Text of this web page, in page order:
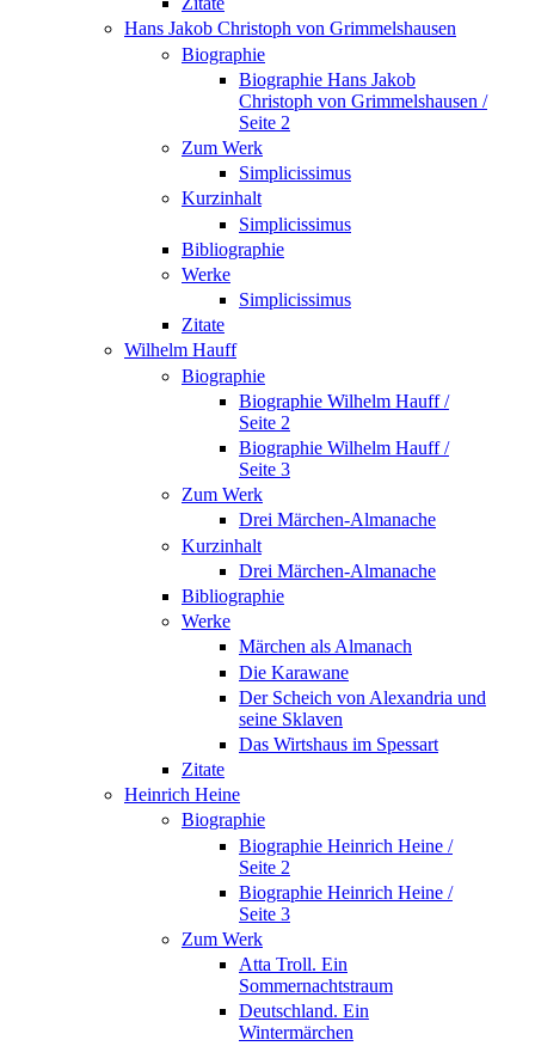
Hans Jakob Christoph von Grimmelshausen
Biographie
Biographie Hans Jakob
Christoph von Grimmelshausen /
Seite 2
Zum Werk
Simplicissimus
Kurzinhalt
Simplicissimus
Bibliographie
Werke
Simplicissimus
Zitate
Wilhelm Hauff
Biographie
Biographie Wilhelm Hauff /
Seite 2
Biographie Wilhelm Hauff /
Seite 3
Zum Werk
Drei Märchen-Almanache
Kurzinhalt
Drei Märchen-Almanache
Bibliographie
Werke
Märchen als Almanach
Die Karawane
Der Scheich von Alexandria und
seine Sklaven
Das Wirtshaus im Spessart
Zitate
Heinrich Heine
Biographie
Biographie Heinrich Heine /
Seite 2
Biographie Heinrich Heine /
Seite 3
Zum Werk
Atta Troll. Ein
Sommernachtstraum
Deutschland. Ein
Wintermärchen